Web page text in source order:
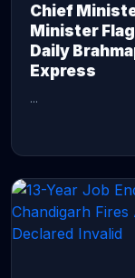
Chief
Minister
Daily
Express
...